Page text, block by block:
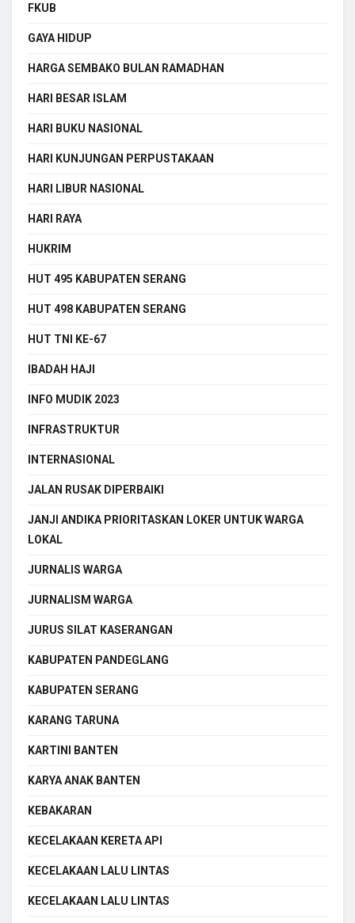
FKUB
GAYA HIDUP
HARGA SEMBAKO BULAN RAMADHAN
HARI BESAR ISLAM
HARI BUKU NASIONAL
HARI KUNJUNGAN PERPUSTAKAAN
HARI LIBUR NASIONAL
HARI RAYA
HUKRIM
HUT 495 KABUPATEN SERANG
HUT 498 KABUPATEN SERANG
HUT TNI KE-67
IBADAH HAJI
INFO MUDIK 2023
INFRASTRUKTUR
INTERNASIONAL
JALAN RUSAK DIPERBAIKI
JANJI ANDIKA PRIORITASKAN LOKER UNTUK WARGA
LOKAL
JURNALIS WARGA
JURNALISM WARGA
JURUS SILAT KASERANGAN
KABUPATEN PANDEGLANG
KABUPATEN SERANG
KARANG TARUNA
KARTINI BANTEN
KARYA ANAK BANTEN
KEBAKARAN
KECELAKAAN KERETA API
KECELAKAAN LALU LINTAS
KECELAKAAN LALU LINTAS